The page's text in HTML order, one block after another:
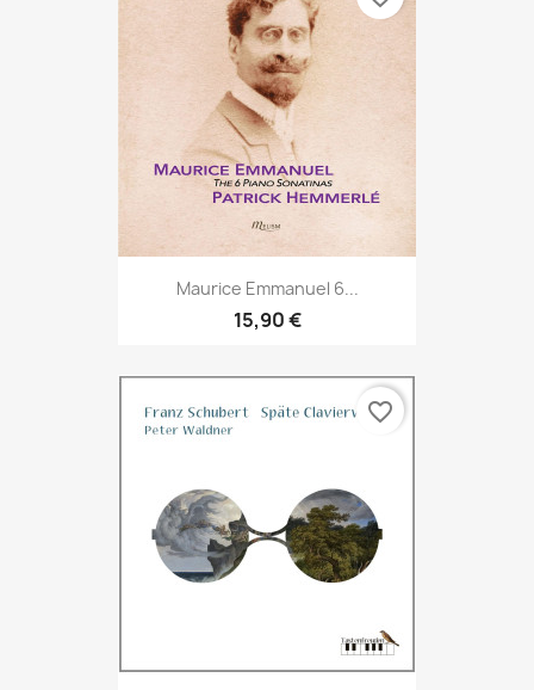
Maurice Emmanuel 6...
15,90 €
favorite_border